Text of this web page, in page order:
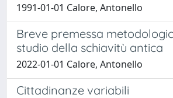
1991-01-01 Calore, Antonello
Breve premessa
studio della schiavitù antica
2022-01-01 Calore, Antonello
Cittadinanze variabili